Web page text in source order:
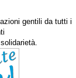
gentili da tutti i